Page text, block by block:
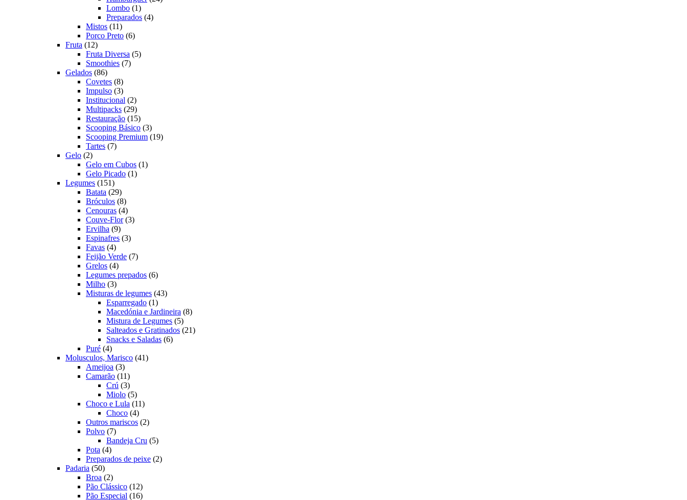
Lombo 11
produto
Preparados 44
Mistos 1111
produtos
Porco Preto 66
Fruta 1212
produtos
Fruta Diversa 55
Smoothies 77
Gelados 8686
produtos
Covetes 88
produtos
Impulso 33
produtos
Institucional 22
produtos
Multipacks 2929
produtos
Restauração 1515
produtos
Scooping Básico 33
produtos
Scooping Premium 1919
Tartes 77
Gelo 22
produtos
Gelo em Cubos 11
Gelo Picado 11
Legumes 151151
produtos
Batata 2929
produtos
Bróculos 88
produtos
Cenouras 44
produtos
Couve-Flor 33
Ervilha 99
produtos
Espinafres 33
Favas 44
produtos
Feijão Verde 77
Grelos 44
produtos
Legumes prepados 66
Milho 33
produtos
Misturas de legumes 4343
Esparregado 11
produto
Macedónia e Jardineira 88
Mistura de Legumes 55
produtos
Salteados e Gratinados 2121
Snacks e Saladas 66
Puré 44
produtos
Molusculos, Marisco 4141
Ameijoa 33
produtos
Camarão 1111
produtos
Crú 33
produtos
Miolo 55
produtos
Choco e Lula 1111
Choco 44
produtos
Outros mariscos 22
Polvo 77
produtos
Bandeja Cru 55
Pota 44
produtos
Preparados de peixe 22
Padaria 5050
produtos
Broa 22
produtos
Pão Clássico 1212
produtos
Pão Especial 1616